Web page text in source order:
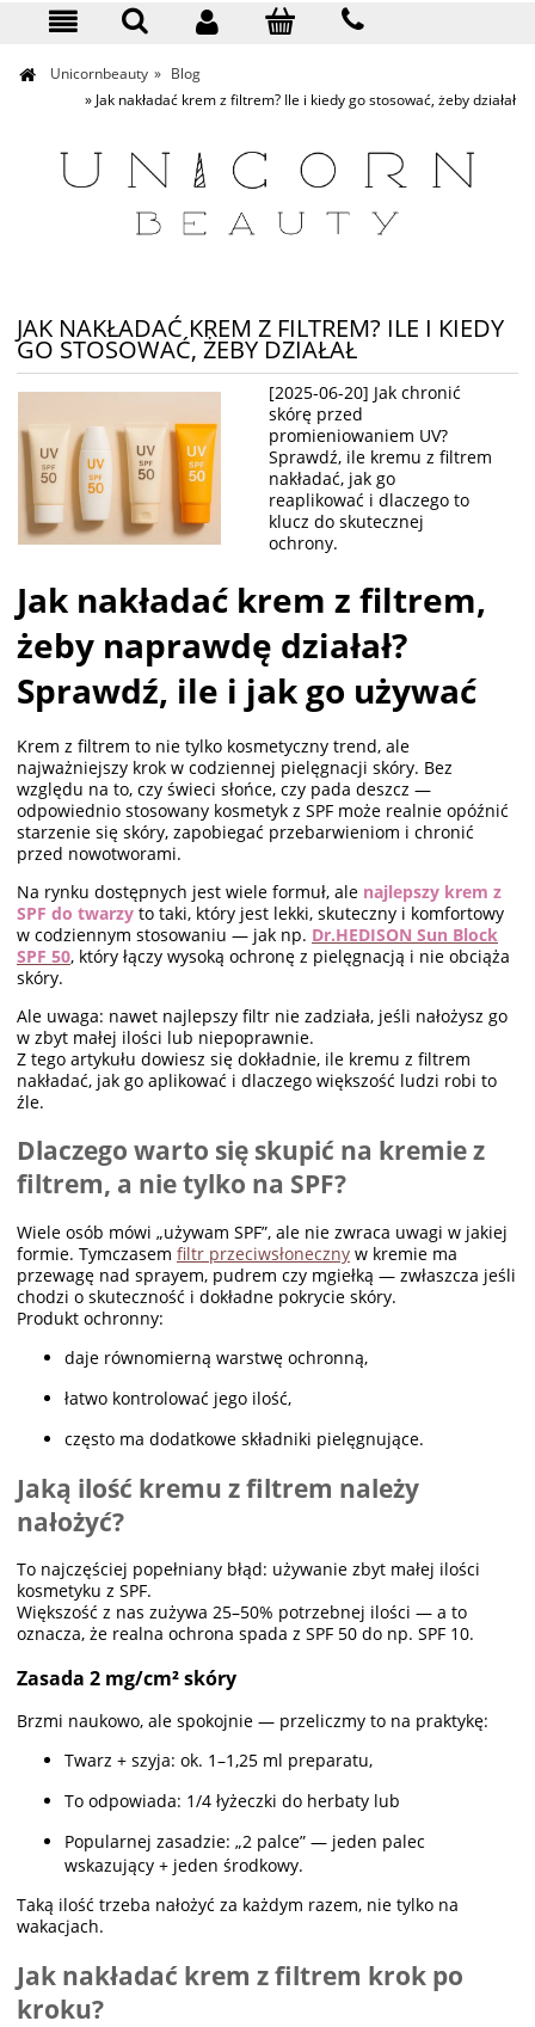
Unicornbeauty » Blog
» Jak nakładać krem z filtrem? Ile i kiedy go stosować, żeby działał
JAK NAKŁADAĆ KREM Z FILTREM? ILE I KIEDY
GO STOSOWAĆ, ŻEBY DZIAŁAŁ
[2025-06-20] Jak chronić
skórę przed
promieniowaniem UV?
Sprawdź, ile kremu z filtrem
nakładać, jak go
reaplikować i dlaczego to
klucz do skutecznej
ochrony.
Jak nakładać krem z filtrem,
żeby naprawdę działał?
Sprawdź, ile i jak go używać
Krem z filtrem to nie tylko kosmetyczny trend, ale
najważniejszy krok w codziennej pielęgnacji skóry. Bez
względu na to, czy świeci słońce, czy pada deszcz —
odpowiednio stosowany kosmetyk z SPF może realnie opóźnić
starzenie się skóry, zapobiegać przebarwieniom i chronić
przed nowotworami.
Na rynku dostępnych jest wiele formuł, ale najlepszy krem z
SPF do twarzy to taki, który jest lekki, skuteczny i komfortowy
w codziennym stosowaniu — jak np. Dr.HEDISON Sun Block
SPF 50, który łączy wysoką ochronę z pielęgnacją i nie obciąża
skóry.
Ale uwaga: nawet najlepszy filtr nie zadziała, jeśli nałożysz go
w zbyt małej ilości lub niepoprawnie.
Z tego artykułu dowiesz się dokładnie, ile kremu z filtrem
nakładać, jak go aplikować i dlaczego większość ludzi robi to
źle.
Dlaczego warto się skupić na kremie z
filtrem, a nie tylko na SPF?
Wiele osób mówi „używam SPF”, ale nie zwraca uwagi w jakiej
formie. Tymczasem filtr przeciwsłoneczny w kremie ma
przewagę nad sprayem, pudrem czy mgiełką — zwłaszcza jeśli
chodzi o skuteczność i dokładne pokrycie skóry.
Produkt ochronny:
daje równomierną warstwę ochronną,
łatwo kontrolować jego ilość,
często ma dodatkowe składniki pielęgnujące.
Jaką ilość kremu z filtrem należy
nałożyć?
To najczęściej popełniany błąd: używanie zbyt małej ilości
kosmetyku z SPF.
Większość z nas zużywa 25–50% potrzebnej ilości — a to
oznacza, że realna ochrona spada z SPF 50 do np. SPF 10.
Zasada 2 mg/cm² skóry
Brzmi naukowo, ale spokojnie — przeliczmy to na praktykę:
Twarz + szyja: ok. 1–1,25 ml preparatu,
To odpowiada: 1/4 łyżeczki do herbaty lub
Popularnej zasadzie: „2 palce” — jeden palec
wskazujący + jeden środkowy.
Taką ilość trzeba nałożyć za każdym razem, nie tylko na
wakacjach.
Jak nakładać krem z filtrem krok po
kroku?